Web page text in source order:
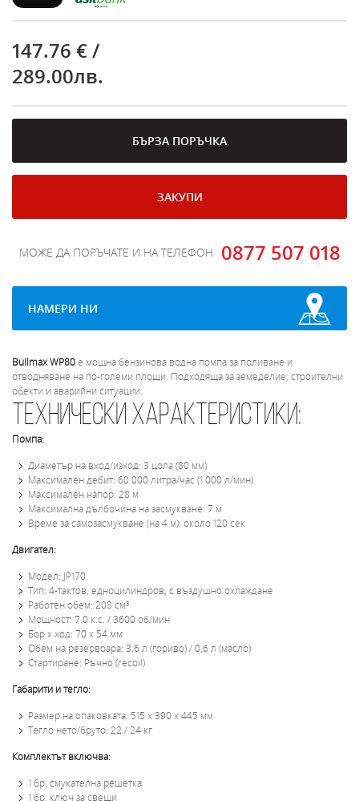
147.76 € /
289.00лв.
БЪРЗА ПОРЪЧКА
ЗАКУПИ
МОЖЕ ДА ПОРЪЧАТЕ И НА ТЕЛЕФОН 0877 507 018
НАМЕРИ НИ
Bullmax WP80е мощна бензинова водна помпа за поливане и
отводняване на по-големи площи. Подходяща за земеделие, строителни
обекти и аварийни ситуации.
Технически характеристики:
Помпа:
Диаметър на вход/изход: 3 цола (80 мм)
Максимален дебит: 60 000 литра/час (1 000 л/мин)
Максимален напор: 28 м
Максимална дълбочина на засмукване: 7 м
Време за самозасмукване (на 4 м): около 120 сек
Двигател:
Модел: JP170
Тип: 4-тактов, едноцилиндров, с въздушно охлаждане
Работен обем: 208 см³
Мощност: 7.0 к.с. / 3600 об/мин
Бор x ход: 70 x 54 мм
Обем на резервоара: 3.6 л (гориво) / 0.6 л (масло)
Стартиране: Ръчно (recoil)
Габарити и тегло:
Размер на опаковката: 515 x 390 x 445 мм
Тегло нето/бруто: 22 / 24 кг
Комплектът включва:
1 бр. смукателна решетка
1 бр. ключ за свещи